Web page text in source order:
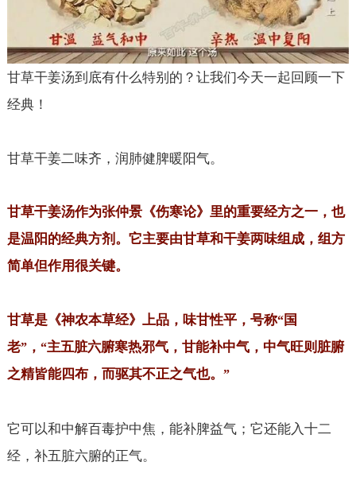
甘草干姜汤到底有什么特别的？让我们今天一起回顾一下
经典！
甘草干姜二味齐，润肺健脾暖阳气。
甘草干姜汤作为张仲景《伤寒论》里的重要经方之一，也
是温阳的经典方剂。它主要由甘草和干姜两味组成，组方
简单但作用很关键。
甘草是《神农本草经》上品，味甘性平，号称“国
老”， “主五脏六腑寒热邪气，甘能补中气，中气旺则脏腑
之精皆能四布，而驱其不正之气也。 ”
它可以和中解百毒护中焦，能补脾益气；它还能入十二
经，补五脏六腑的正气。